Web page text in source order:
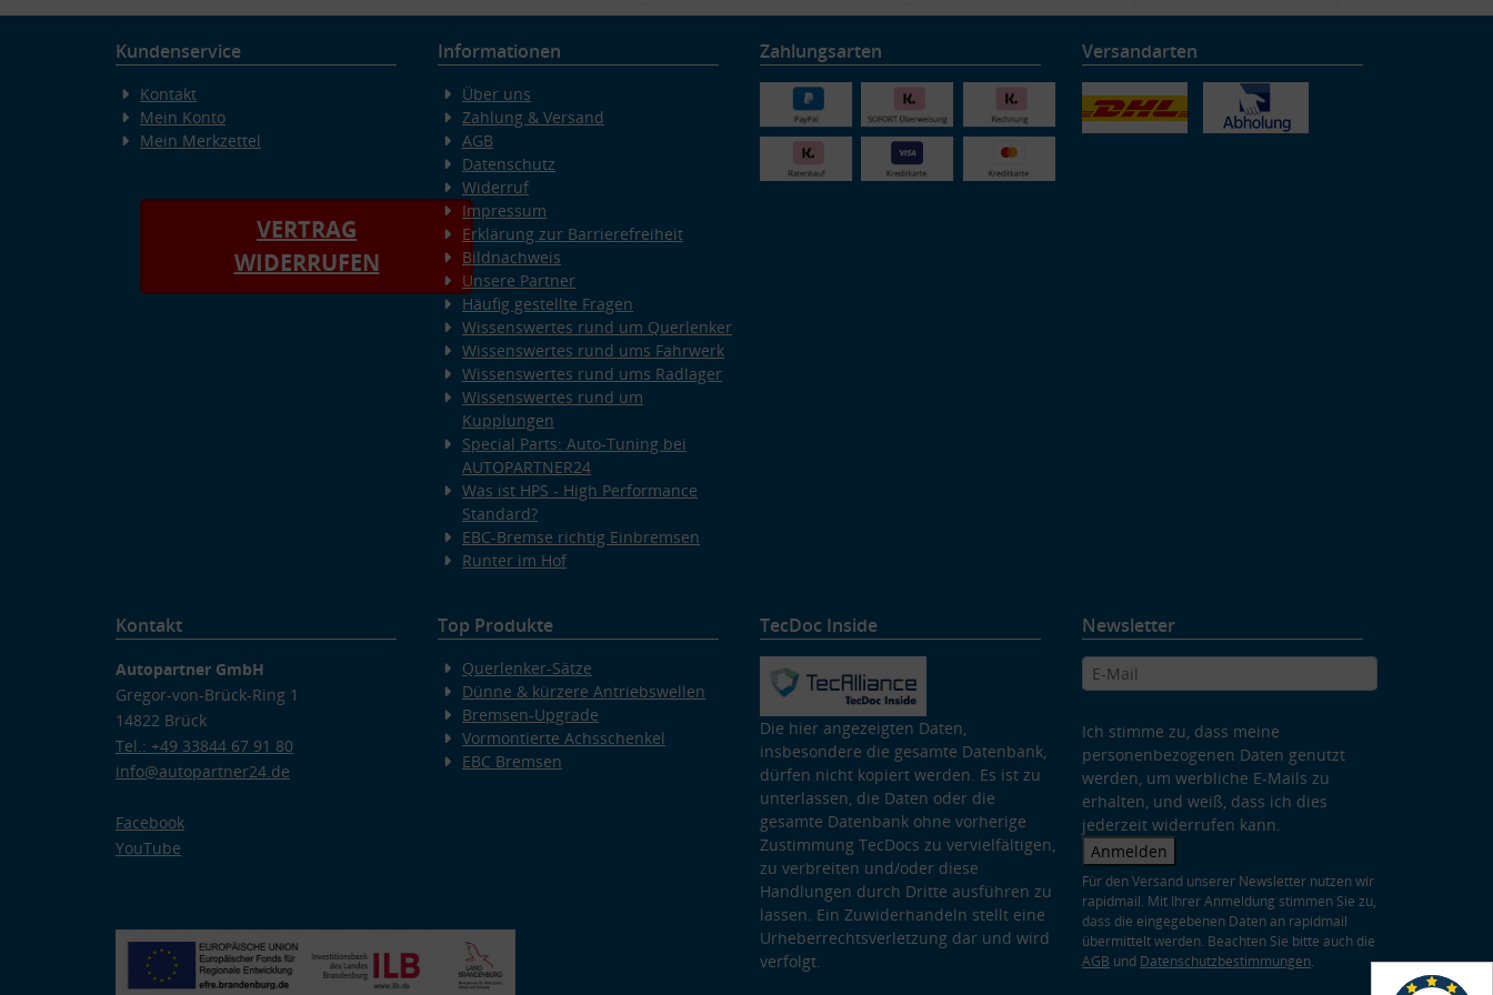
Kundenservice
Kontakt
Mein Konto
Mein Merkzettel
VERTRAG
WIDERRUFEN
Informationen
Über uns
Zahlung & Versand
AGB
Datenschutz
Widerruf
Impressum
Erklärung zur Barrierefreiheit
Bildnachweis
Unsere Partner
Häufig gestellte Fragen
Wissenswertes rund um Querlenker
Wissenswertes rund ums Fahrwerk
Wissenswertes rund ums Radlager
Wissenswertes rund um
Kupplungen
Special Parts: Auto-Tuning bei
AUTOPARTNER24
Was ist HPS - High Performance
Standard?
EBC-Bremse richtig Einbremsen
Runter im Hof
Zahlungsarten Versandarten
Kontakt
Autopartner GmbH
Gregor-von-Brück-Ring 1
14822 Brück
Tel.: +49 33844 67 91 80
info@autopartner24.de
Facebook
YouTube
Top Produkte
Querlenker-Sätze
Dünne & kürzere Antriebswellen
Bremsen-Upgrade
Vormontierte Achsschenkel
EBC Bremsen
TecDoc Inside
Die hier angezeigten Daten,
insbesondere die gesamte Datenbank,
dürfen nicht kopiert werden. Es ist zu
unterlassen, die Daten oder die
gesamte Datenbank ohne vorherige
Zustimmung TecDocs zu vervielfältigen,
zu verbreiten und/oder diese
Handlungen durch Dritte ausführen zu
lassen. Ein Zuwiderhandeln stellt eine
Urheberrechtsverletzung dar und wird
verfolgt.
Newsletter
Ich stimme zu, dass meine
personenbezogenen Daten genutzt
werden, um werbliche E-Mails zu
erhalten, und weiß, dass ich dies
jederzeit widerrufen kann.
Anmelden
Für den Versand unserer Newsletter nutzen wir
rapidmail. Mit Ihrer Anmeldung stimmen Sie zu,
dass die eingegebenen Daten an rapidmail
übermittelt werden. Beachten Sie bitte auch die
AGB und Datenschutzbestimmungen.